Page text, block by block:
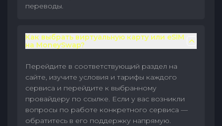
переводы.
Как выбрать виртуальную карту или eSIM
на MoneySwap?
Перейдите в соответствующий раздел на
сайте, изучите условия и тарифы каждого
сервиса и перейдите к выбранному
провайдеру по ссылке. Если у вас возникли
вопросы по работе конкретного сервиса —
обратитесь в его поддержку напрямую.